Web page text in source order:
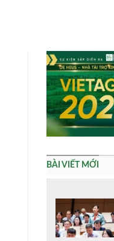
BÀI VIẾT MỚI